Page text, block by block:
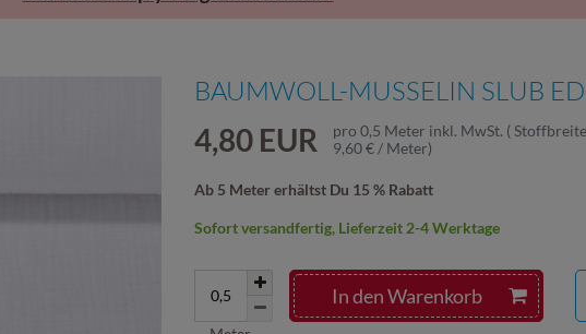
BAUMWOLL-MUSSELIN SLUB
4,80 EUR pro 0,5 Meter inkl. MwSt. (
9,60 € / Meter)
Ab 5 Meter erhältst Du 15 % Rabatt
In den Warenkorb
Sofort versandfertig, Lieferzeit 2-4 Werktage